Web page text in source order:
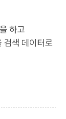
하고
검색 데이터로